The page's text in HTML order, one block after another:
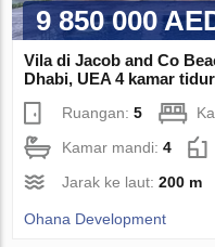
9 850 000
Vila di Jacob and Co
Dhabi, UEA 4 kamar
Ruangan:5
Kamar mandi:4
Jarak ke laut:200 m
Ohana Development